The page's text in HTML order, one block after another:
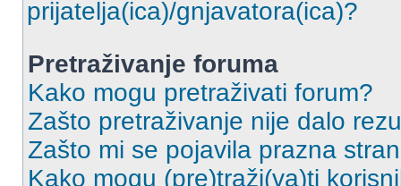
prijatelja(ica)/gnjavatora(ica)?
Pretraživanje foruma
Kako mogu pretraživati forum?
Zašto pretraživanje nije dalo
Zašto mi se pojavila prazna
Kako mogu (pre)traži(va)ti